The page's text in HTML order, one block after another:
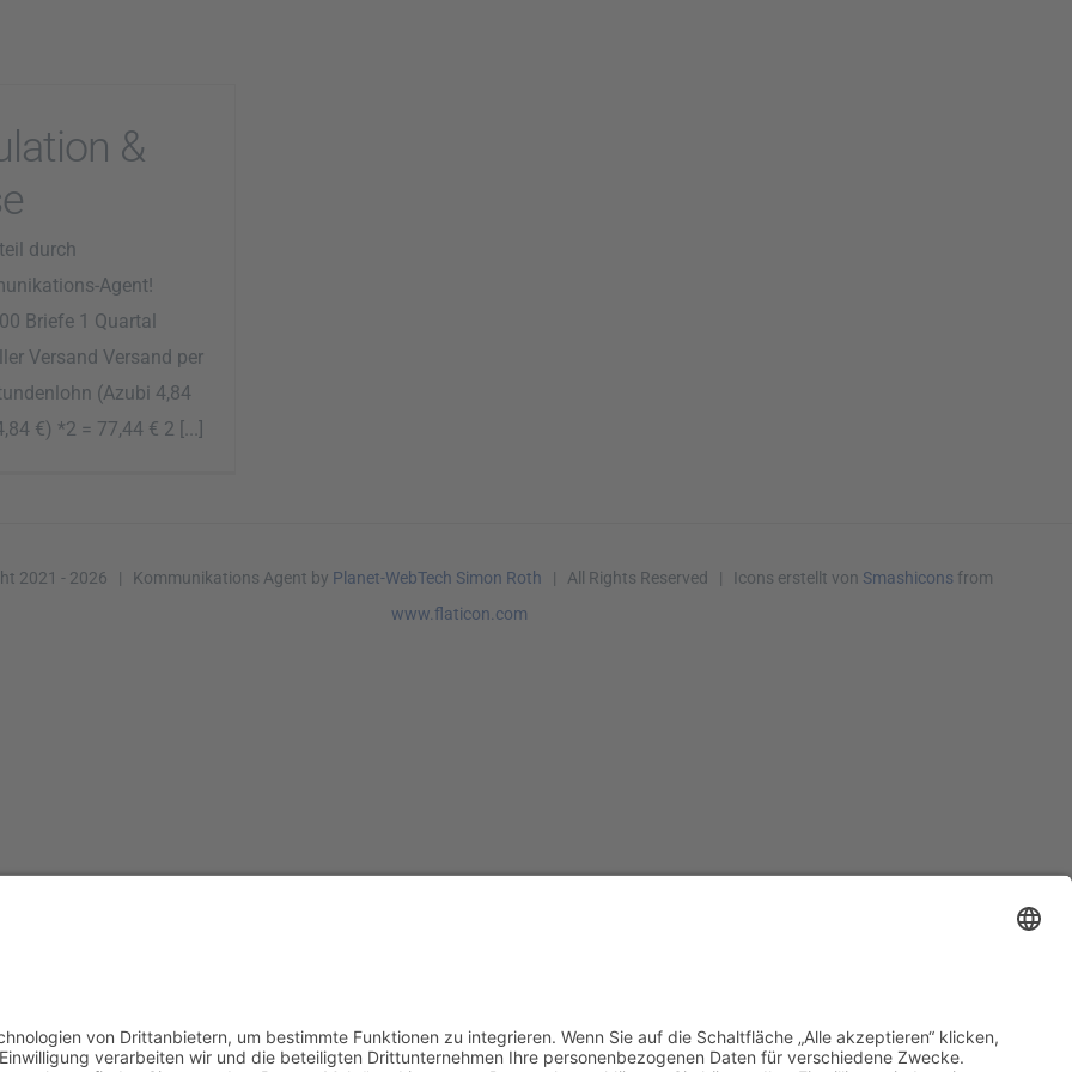
&
durch
Agent!
Briefe 1 Quartal
Versand Versand per
(Azubi 4,84
€) *2 = 77,44 € 2 [...]
2021 - 2026 | Kommunikations Agent by Planet-WebTech Simon Roth | All Rights Reserved | Icons erstellt von Smashicons from
www.flaticon.com